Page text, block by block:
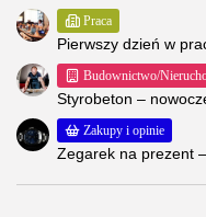
Praca
Pierwszy dzień w
Budownictwo/
Styrobeton –
Zakupy i opinie
Zegarek na prezent